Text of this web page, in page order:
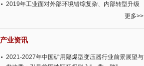
2019年工业面对外部环境错综复杂、内部转型升级
更多>>
产业资讯
2021-2027年中国矿用隔爆型变压器行业前景展望与